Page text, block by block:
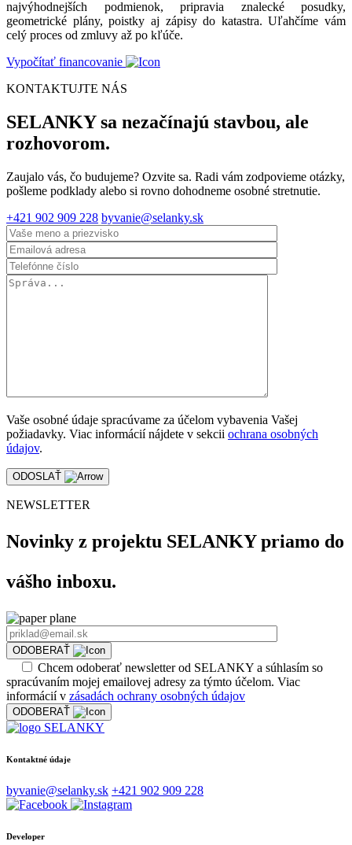
najvýhodnejších podmienok, pripravia znalecké posudky,
geometrické plány, poistky aj zápisy do katastra. Uľahčíme vám
celý proces od zmluvy až po kľúče.
Vypočítať financovanie
KONTAKTUJTE NÁS
SELANKY sa nezačínajú stavbou, ale
rozhovorom.
Zaujalo vás, čo budujeme? Ozvite sa. Radi vám zodpovieme otázky,
pošleme podklady alebo si rovno dohodneme osobné stretnutie.
+421 902 909 228 byvanie@selanky.sk
Vaše osobné údaje spracúvame za účelom vybavenia Vašej
požiadavky. Viac informácií nájdete v sekcii ochrana osobných
údajov.
ODOSLAŤ
NEWSLETTER
Novinky z projektu SELANKY priamo do
vášho inboxu.
ODOBERAŤ
Chcem odoberať newsletter od SELANKY a súhlasím so
spracúvaním mojej emailovej adresy za týmto účelom. Viac
informácií v zásadách ochrany osobných údajov
ODOBERAŤ
Kontaktné údaje
byvanie@selanky.sk +421 902 909 228
Developer